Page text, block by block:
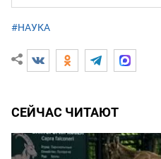
#НАУКА
СЕЙЧАС ЧИТАЮТ